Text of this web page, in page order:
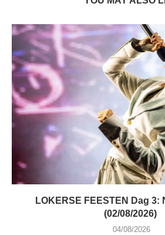
LOKERSE FEESTEN Dag 3:
(02/08/2026)
04/08/2026